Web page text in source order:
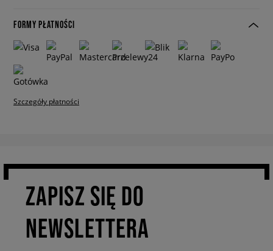
FORMY PŁATNOŚCI
Szczegóły płatności
ZAPISZ SIĘ DO
NEWSLETTERA